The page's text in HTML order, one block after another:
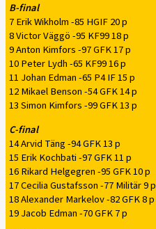
B-final
7 Erik Wikholm -85 HGIF 20 p
8 Victor Väggö -95 KF99 18 p
9 Anton Kimfors -97 GFK 17 p
10 Peter Lydh -65 KF99 16 p
11 Johan Edman -65 P4 IF 15 p
12 Mikael Benson -54 GFK 14 p
13 Simon Kimfors -99 GFK 13 p
C-final
14 Arvid Täng -94 GFK 13 p
15 Erik Kochbati -97 GFK 11 p
16 Rikard Helgegren -95 GFK 10 p
17 Cecilia Gustafsson -77 Militär 9 p
18 Alexander Markelov -82 GFK 8 p
19 Jacob Edman -70 GFK 7 p